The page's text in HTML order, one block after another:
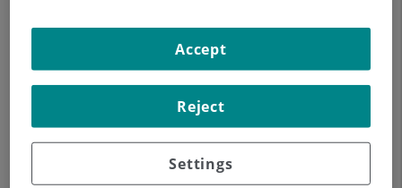
Settings
Reject
Accept